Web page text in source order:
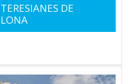
DE